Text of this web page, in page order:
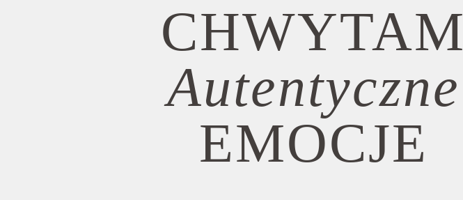
CHWYTAM
Autentyczne
EMOCJE